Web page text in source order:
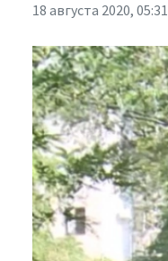
18 августа 2020, 05:31